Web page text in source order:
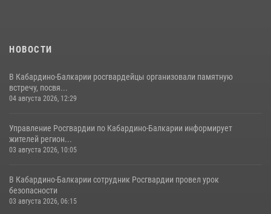
НОВОСТИ
В Кабардино-Балкарии росгвардейцы организовали памятную
встречу, посвя...
04 августа 2026, 12:29
Управление Росгвардии по Кабардино-Балкарии информирует
жителей регион...
03 августа 2026, 10:05
В Кабардино‑Балкарии сотрудник Росгвардии провел урок
безопасности
03 августа 2026, 06:15